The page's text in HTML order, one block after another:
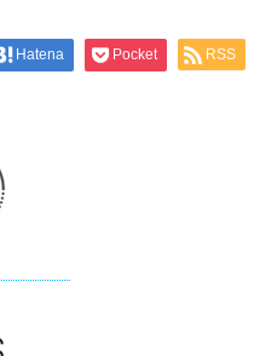
Hatena Pocket RSS